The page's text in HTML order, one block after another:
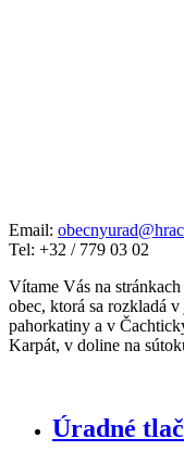
Email:
Tel: +32 / 779 03 02
Vítame Vás na
obec, ktorá sa rozkladá
pahorkatiny a v
Karpát, v doline na
Úradné